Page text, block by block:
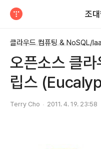
조
클라우드 컴퓨팅 & NoSQL/
오픈소스 클
립스
Terry Cho 2011. 4. 19. 23:58